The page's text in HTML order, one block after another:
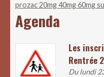
prozac 20mg 40mg 60mg
Agenda
Les
Rentrée
Du lundi